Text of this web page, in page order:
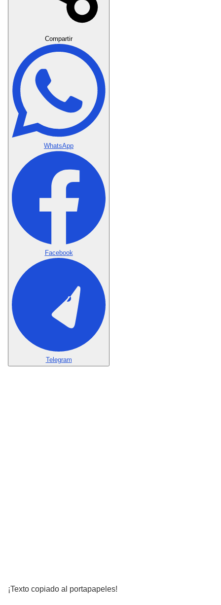
Compartir
WhatsApp
Facebook
Telegram
¡Texto copiado al portapapeles!